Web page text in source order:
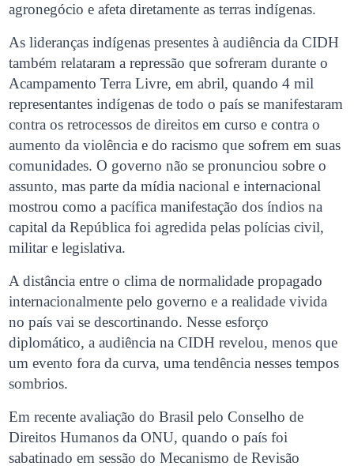
agronegócio e afeta diretamente as terras indígenas.
As lideranças indígenas presentes à audiência da CIDH
também relataram a repressão que sofreram durante o
Acampamento Terra Livre, em abril, quando 4 mil
representantes indígenas de todo o país se manifestaram
contra os retrocessos de direitos em curso e contra o
aumento da violência e do racismo que sofrem em suas
comunidades. O governo não se pronunciou sobre o
assunto, mas parte da mídia nacional e internacional
mostrou como a pacífica manifestação dos índios na
capital da República foi agredida pelas polícias civil,
militar e legislativa.
A distância entre o clima de normalidade propagado
internacionalmente pelo governo e a realidade vivida
no país vai se descortinando. Nesse esforço
diplomático, a audiência na CIDH revelou, menos que
um evento fora da curva, uma tendência nesses tempos
sombrios.
Em recente avaliação do Brasil pelo Conselho de
Direitos Humanos da ONU, quando o país foi
sabatinado em sessão do Mecanismo de Revisão